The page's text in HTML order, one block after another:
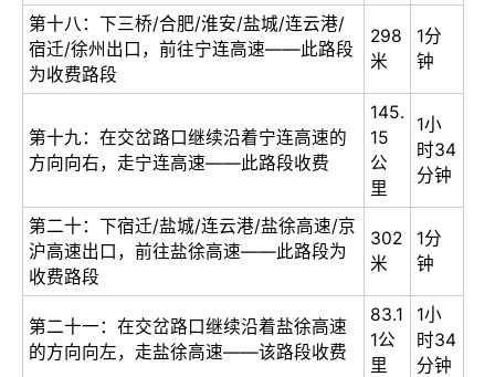
第十八：下三桥/合肥/淮安/盐城/连云港/
宿迁/徐州出口，前往宁连高速——此路段
为收费路段
298
米
1分
钟
第十九：在交岔路口继续沿着宁连高速的
方向向右，走宁连高速——此路段收费
145.
15
公
里
1小
时34
分钟
第二十：下宿迁/盐城/连云港/盐徐高速/京
沪高速出口，前往盐徐高速——此路段为
收费路段
302
米
1分
钟
第二十一：在交岔路口继续沿着盐徐高速
的方向向左，走盐徐高速——该路段收费
83.1
1公
里
1小
时34
分钟